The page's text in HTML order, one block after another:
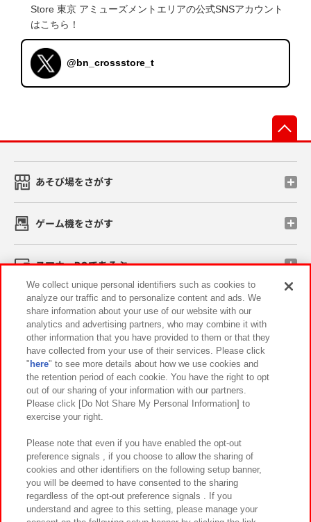
Store 東京 アミューズメントエリアの公式SNSアカウント
はこちら！
@bn_crossstore_t
あそび場をさがす
ゲーム機をさがす
スマホ・PCであそぶ
イベント・キャンペーン
関連会社 サステナビリティ サイトポリシー
プライバシーポリシー ウェブアクセシビリティ方針と検証結果
お取引先さまとともに
カスタマーハラスメント対応方針 よくあるご質問・お問い合わせ
We collect unique personal identifiers such as cookies to
analyze our traffic and to personalize content and ads. We
share information about your use of our website with our
analytics and advertising partners, who may combine it with
other information that you have provided to them or that they
have collected from your use of their services. Please click
" here" to see more details about how we use cookies and
the retention period of each cookie. You have the right to opt
out of our sharing of your information with our partners.
Please click [Do Not Share My Personal Information] to
exercise your right.
Please note that even if you have enabled the opt-out
preference signals , if you choose to allow the sharing of
cookies and other identifiers on the following setup banner,
you will be deemed to have consented to the sharing
regardless of the opt-out preference signals . If you
understand and agree to this setting, please manage your